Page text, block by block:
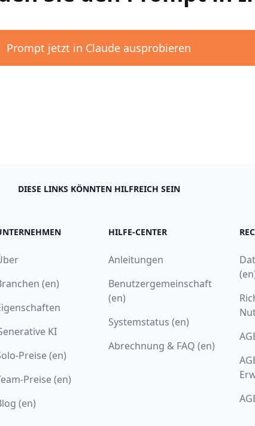
Prompt jetzt in Claude ausprobieren
DIESE LINKS KÖNNTEN HILFREICH SEIN
(en)
KI
Preise (en)
Preise (en)
(en)
HILFE-CENTER
Anleitungen
Benutzergemeinschaft
(en)
Systemstatus (en)
Abrechnung & FAQ (en)